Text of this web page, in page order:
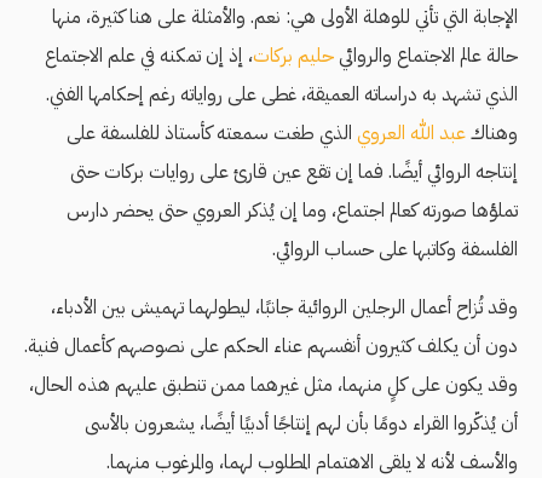
الإجابة التي تأتي للوهلة الأولى هي: نعم. والأمثلة على هنا كثيرة، منها
حالة عالم الاجتماع والروائيحليم بركات، إذ إن تمكنه في علم الاجتماع
الذي تشهد به دراساته العميقة، غطى على رواياته رغم إحكامها الفني.
وهناكعبد الله العروي الذي طغت سمعته كأستاذ للفلسفة على
إنتاجه الروائي أيضًا. فما إن تقع عين قارئ على روايات بركات حتى
تملؤها صورته كعالم اجتماع، وما إن يُذكر العروي حتى يحضر دارس
الفلسفة وكاتبها على حساب الروائي.
وقد تُزاح أعمال الرجلين الروائية جانبًا، ليطولهما تهميش بين الأدباء،
دون أن يكلف كثيرون أنفسهم عناء الحكم على نصوصهم كأعمال فنية.
وقد يكون على كلٍ منهما، مثل غيرهما ممن تنطبق عليهم هذه الحال،
أن يُذكّروا القراء دومًا بأن لهم إنتاجًا أدبيًا أيضًا، يشعرون بالأسى
والأسف لأنه لا يلقى الاهتمام المطلوب لهما، والمرغوب منهما.